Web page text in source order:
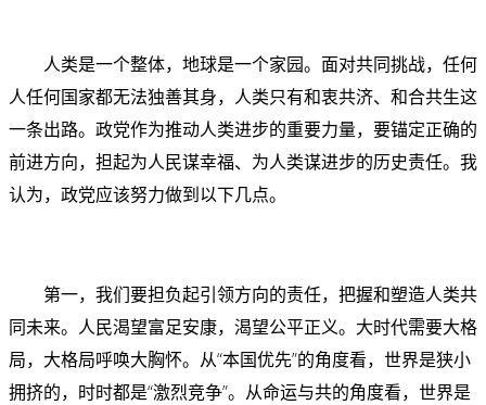
人类是一个整体，地球是一个家园。面对共同挑战，任何
人任何国家都无法独善其身，人类只有和衷共济、和合共生这
一条出路。政党作为推动人类进步的重要力量，要锚定正确的
前进方向，担起为人民谋幸福、为人类谋进步的历史责任。我
认为，政党应该努力做到以下几点。
第一，我们要担负起引领方向的责任，把握和塑造人类共
同未来。人民渴望富足安康，渴望公平正义。大时代需要大格
局，大格局呼唤大胸怀。从“本国优先”的角度看，世界是狭小
拥挤的，时时都是“激烈竞争”。从命运与共的角度看，世界是